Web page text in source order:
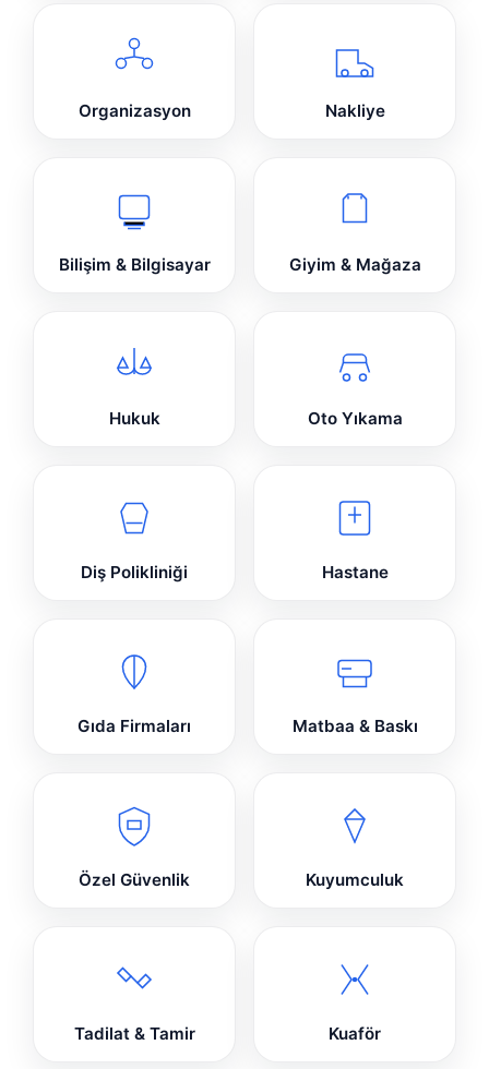
Organizasyon Nakliye
Bilişim & Bilgisayar Giyim & Mağaza
Hukuk Oto Yıkama
Diş Polikliniği Hastane
Gıda Firmaları Matbaa & Baskı
Özel Güvenlik Kuyumculuk
Tadilat & Tamir Kuaför